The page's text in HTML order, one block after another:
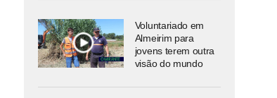
Voluntariado em
Almeirim para
jovens terem outra
visão do mundo